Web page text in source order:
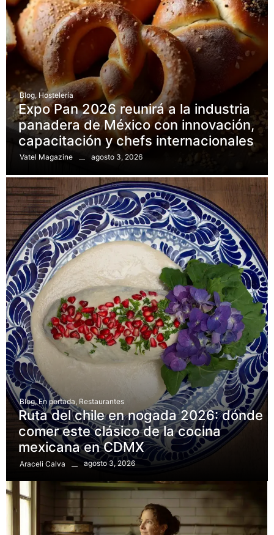
Blog, Hostelería
Expo Pan 2026 reunirá a la industria
panadera de México con innovación,
capacitación y chefs internacionales
Vatel Magazine agosto 3, 2026
Blog, En portada Restaurantes
Ruta del chile en nogada 2026: dónde
comer este clásico de la cocina
mexicana en CDMX
Araceli Calva agosto 3, 2026